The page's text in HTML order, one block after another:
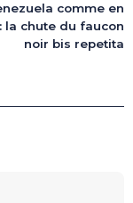
comme en
la chute du faucon
noir bis repetita